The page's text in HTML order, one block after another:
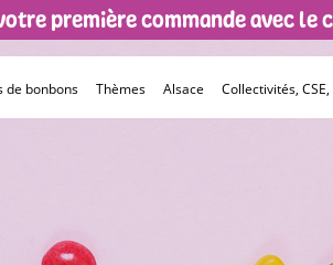
première commande avec le
de bonbons Thèmes Alsace Collectivités,